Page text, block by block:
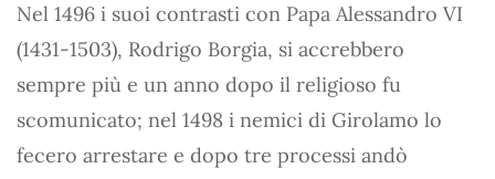
Nel 1496 i suoi contrasti con Papa Alessandro VI
(1431-1503), Rodrigo Borgia, si accrebbero
sempre più e un anno dopo il religioso fu
scomunicato; nel 1498 i nemici di Girolamo lo
fecero arrestare e dopo tre processi andò